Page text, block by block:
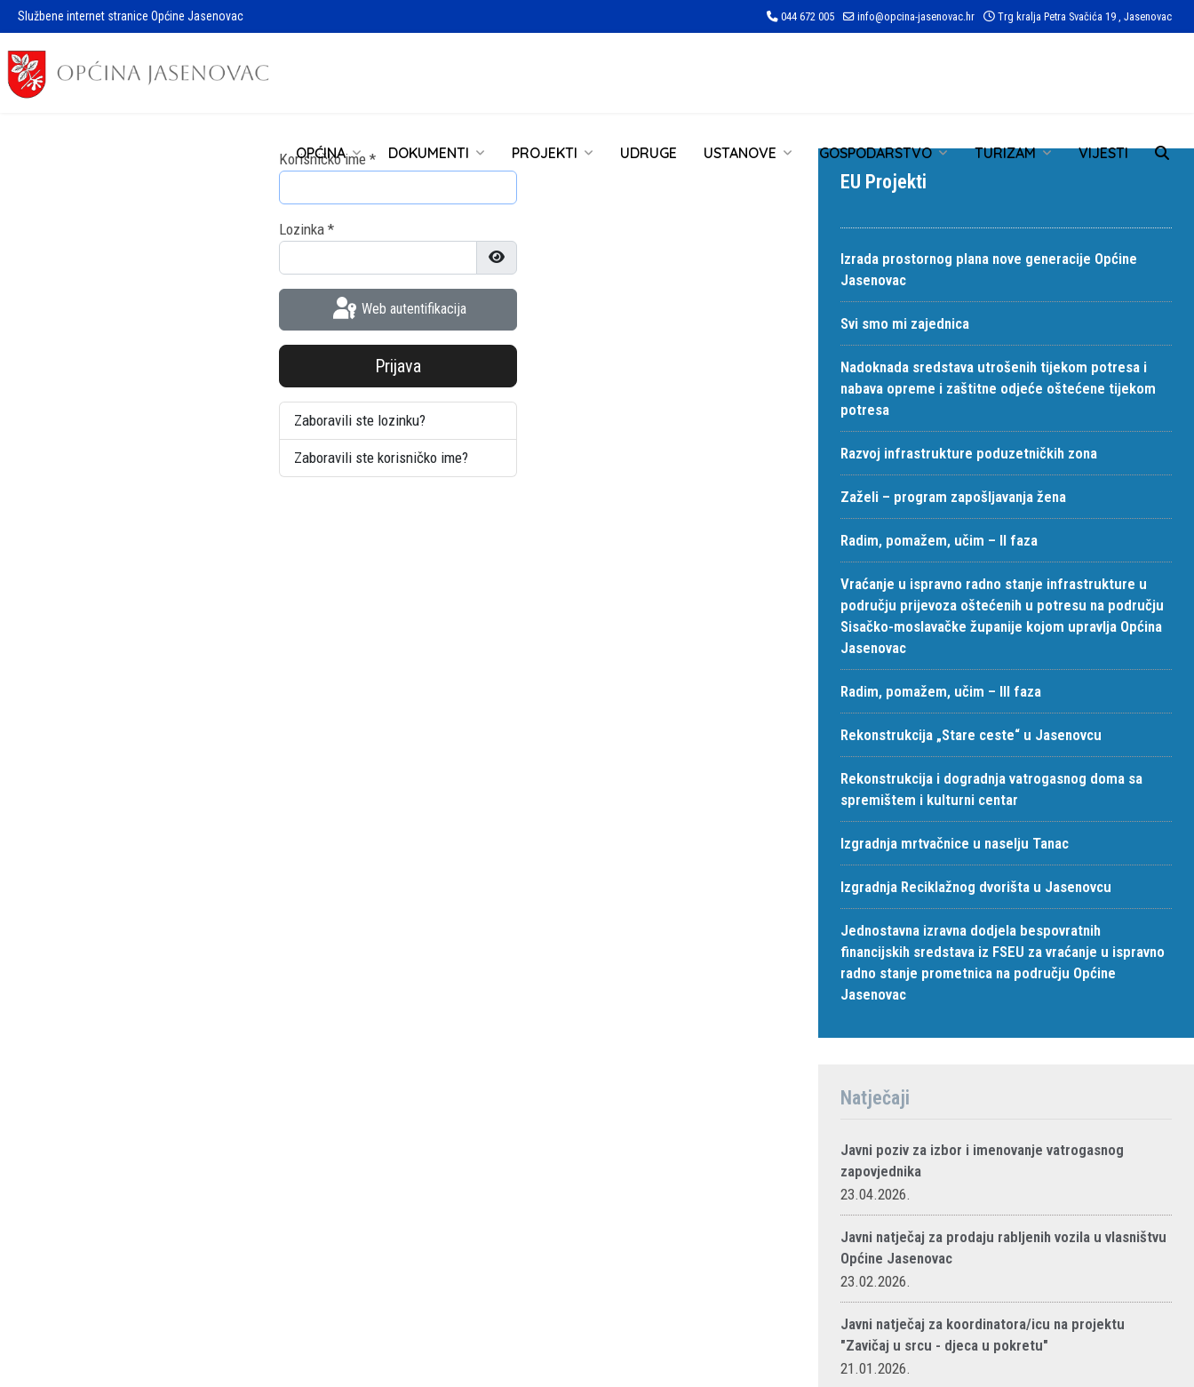
Službene internet stranice Općine Jasenovac 044 672 005 info@opcina-jasenovac.hr Trg kralja Petra Svačića 19 , Jasenovac
OPĆINA DOKUMENTI PROJEKTI UDRUGE USTANOVE GOSPODARSTVO TURIZAM VIJESTI
Korisničko ime*
Lozinka*
Prikaži lozinku
Web autentifikacija
Prijava
Zaboravili ste lozinku?
Zaboravili ste korisničko ime?
EU Projekti
Izrada prostornog plana nove generacije Općine
Jasenovac
Svi smo mi zajednica
Nadoknada sredstava utrošenih tijekom potresa i
nabava opreme i zaštitne odjeće oštećene tijekom
potresa
Razvoj infrastrukture poduzetničkih zona
Zaželi – program zapošljavanja žena
Radim, pomažem, učim – II faza
Vraćanje u ispravno radno stanje infrastrukture u
području prijevoza oštećenih u potresu na području
Sisačko-moslavačke županije kojom upravlja Općina
Jasenovac
Radim, pomažem, učim – III faza
Rekonstrukcija „Stare ceste“ u Jasenovcu
Rekonstrukcija i dogradnja vatrogasnog doma sa
spremištem i kulturni centar
Izgradnja mrtvačnice u naselju Tanac
Izgradnja Reciklažnog dvorišta u Jasenovcu
Jednostavna izravna dodjela bespovratnih
financijskih sredstava iz FSEU za vraćanje u ispravno
radno stanje prometnica na području Općine
Jasenovac
Natječaji
Javni poziv za izbor i imenovanje vatrogasnog
zapovjednika
23.04.2026.
Javni natječaj za prodaju rabljenih vozila u vlasništvu
Općine Jasenovac
23.02.2026.
Javni natječaj za koordinatora/icu na projektu
"Zavičaj u srcu - djeca u pokretu"
21.01.2026.